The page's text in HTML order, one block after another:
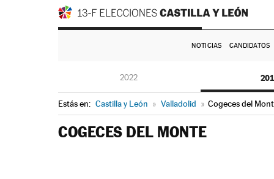
NOTICIAS CANDIDATOS
2022
Estás en: Castilla y León » Valladolid » Cogeces del
COGECES DEL MONTE